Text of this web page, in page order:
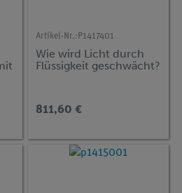
Artikel-Nr.: P1417401
Wie wird Licht durch
Flüssigkeit geschwächt?
811,60 €